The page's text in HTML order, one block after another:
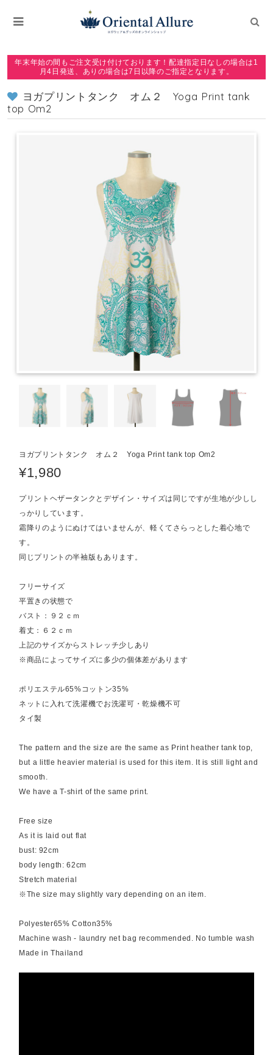
年末年始の間もご注文受け付けております！配達指定日なしの場合は1
月4日発送、ありの場合は7日以降のご指定となります。
ヨガプリントタンク オム２ Yoga Print tank
top Om2
ヨガプリントタンク オム２ Yoga Print tank top Om2
¥1,980
プリントヘザータンクとデザイン・サイズは同じですが生地が少しし
っかりしています。
霜降りのようにぬけてはいませんが、軽くてさらっとした着心地で
す。
同じプリントの半袖版もあります。
フリーサイズ
平置きの状態で
バスト：９２ｃｍ
着丈：６２ｃｍ
上記のサイズからストレッチ少しあり
※商品によってサイズに多少の個体差があります
ポリエステル65%コットン35%
ネットに入れて洗濯機でお洗濯可・乾燥機不可
タイ製
The pattern and the size are the same as Print heather tank top,
but a little heavier material is used for this item. It is still light and
smooth.
We have a T-shirt of the same print.
Free size
As it is laid out flat
bust: 92cm
body length: 62cm
Stretch material
※The size may slightly vary depending on an item.
Polyester65% Cotton35%
Machine wash - laundry net bag recommended. No tumble wash
Made in Thailand